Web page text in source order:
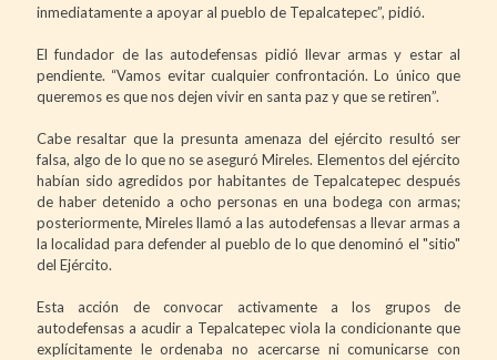
inmediatamente a apoyar al pueblo de Tepalcatepec”, pidió.
El fundador de las autodefensas pidió llevar armas y estar al
pendiente. “Vamos evitar cualquier confrontación. Lo único que
queremos es que nos dejen vivir en santa paz y que se retiren”.
Cabe resaltar que la presunta amenaza del ejército resultó ser
falsa, algo de lo que no se aseguró Mireles. Elementos del ejército
habían sido agredidos por habitantes de Tepalcatepec después
de haber detenido a ocho personas en una bodega con armas;
posteriormente, Mireles llamó a las autodefensas a llevar armas a
la localidad para defender al pueblo de lo que denominó el "sitio"
del Ejército.
Esta acción de convocar activamente a los grupos de
autodefensas a acudir a Tepalcatepec viola la condicionante que
explícitamente le ordenaba no acercarse ni comunicarse con